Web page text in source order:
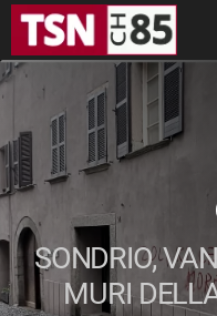
SONDRIO,
MURI